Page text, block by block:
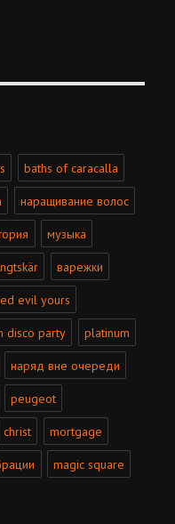
baths of caracalla
наращивание волос
музыка
варежки
evil yours
disco party platinum
наряд вне очереди
peugeot
christ mortgage
magic square